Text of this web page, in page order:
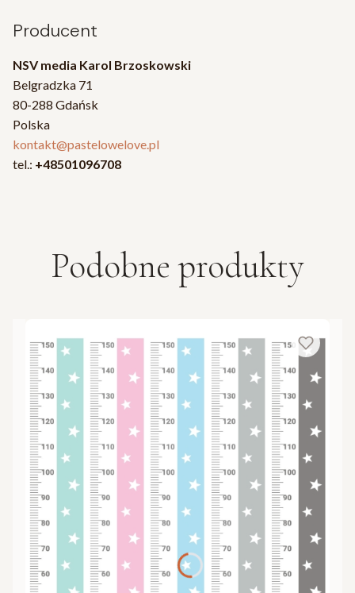
Producent
NSV media Karol Brzoskowski
Belgradzka 71
80-288 Gdańsk
Polska
kontakt@pastelowelove.pl
tel.: +48501096708
Podobne produkty